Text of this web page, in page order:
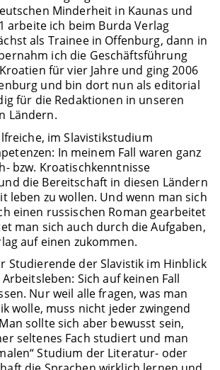
Minderheit in Kaunas und
arbeite ich beim Burda Verlag
als Trainee in Offenburg, dann in
ich die Geschäftsführung
für vier Jahre und ging 2006
und bin dort nun als editorial
für die Redaktionen in unseren
Ländern.
im Slavistikstudium
In meinem Fall waren ganz
bzw. Kroatischkenntnisse
die Bereitschaft in diesen Ländern
leben zu wollen. Und wenn man sich
einen russischen Roman gearbeitet
man sich auch durch die Aufgaben,
auf einen zukommen.
Studierende der Slavistik im Hinblick
Sich auf keinen Fall
Nur weil alle fragen, was man
wolle, muss nicht jeder zwingend
sollte sich aber bewusst sein,
seltenes Fach studiert und man
Studium der Literatur- oder